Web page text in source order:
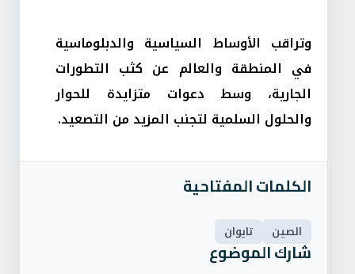
وتراقب الأوساط السياسية والدبلوماسية
في المنطقة والعالم عن كثب التطورات
الجارية، وسط دعوات متزايدة للحوار
والحلول السلمية لتجنب المزيد من التصعيد.
الكلمات المفتاحية
الصين تايوان
شارك الموضوع